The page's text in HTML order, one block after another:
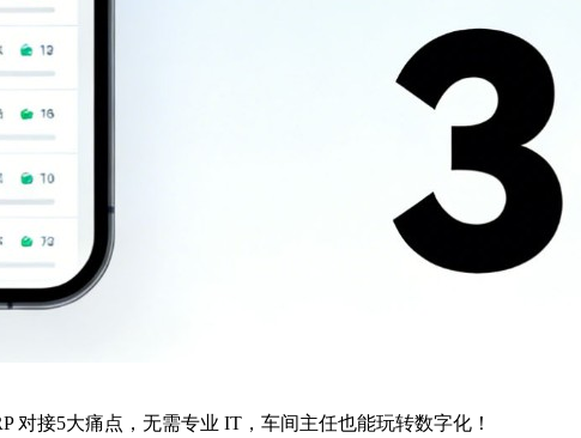
接5大痛点，无需专业 IT，车间主任也能玩转数字化！